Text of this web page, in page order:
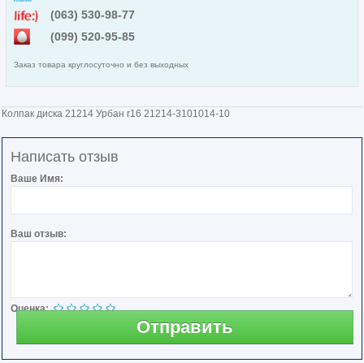
(063) 530-98-77
(099) 520-95-85
Заказ товара круглосуточно и без выходных
Колпак диска 21214 Урбан r16 21214-3101014-10
Написать отзыв
Ваше Имя:
Ваш отзыв:
Оценка:
Отправить